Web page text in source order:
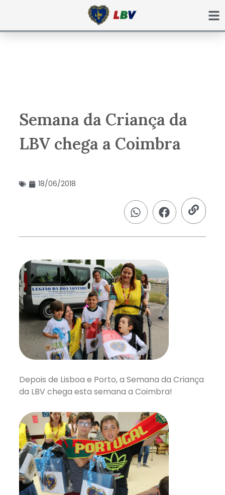
Semana da Criança da
LBV chega a Coimbra
18/06/2018
Depois de Lisboa e Porto, a Semana da Criança
da LBV chega esta semana a Coimbra!